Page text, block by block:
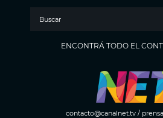
ENCONTRÁ TODO EL
contacto@canalnet.tv/